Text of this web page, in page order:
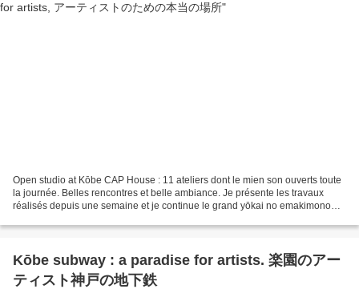
Open studio at Kōbe CAP House : 11 ateliers dont le mien son ouverts toute
la journée. Belles rencontres et belle ambiance. Je présente les travaux
réalisés depuis une semaine et je continue le grand yōkai no emakimono
Kōbe subway : a paradise for artists. 楽園のアー
ティスト神戸の地下鉄